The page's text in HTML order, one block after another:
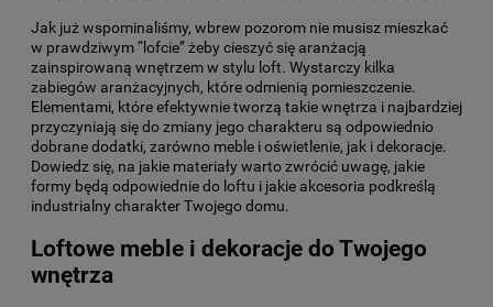
Jak już wspominaliśmy, wbrew pozorom nie musisz mieszkać
w prawdziwym “lofcie” żeby cieszyć się aranżacją
zainspirowaną wnętrzem w stylu loft. Wystarczy kilka
zabiegów aranżacyjnych, które odmienią pomieszczenie.
Elementami, które efektywnie tworzą takie wnętrza i najbardziej
przyczyniają się do zmiany jego charakteru są odpowiednio
dobrane dodatki, zarówno meble i oświetlenie, jak i dekoracje.
Dowiedz się, na jakie materiały warto zwrócić uwagę, jakie
formy będą odpowiednie do loftu i jakie akcesoria podkreślą
industrialny charakter Twojego domu.
Loftowe meble i dekoracje do Twojego
wnętrza